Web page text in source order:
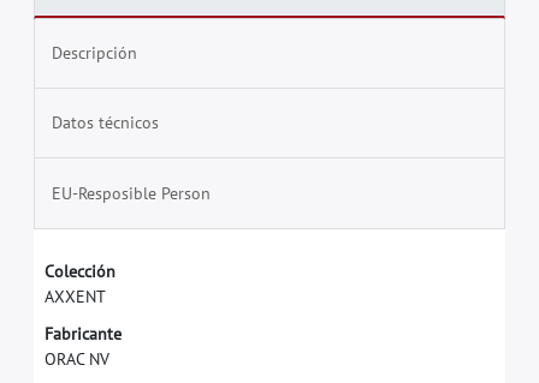
Descripción
Datos técnicos
EU-Resposible Person
Colección
AXXENT
Fabricante
ORAC NV